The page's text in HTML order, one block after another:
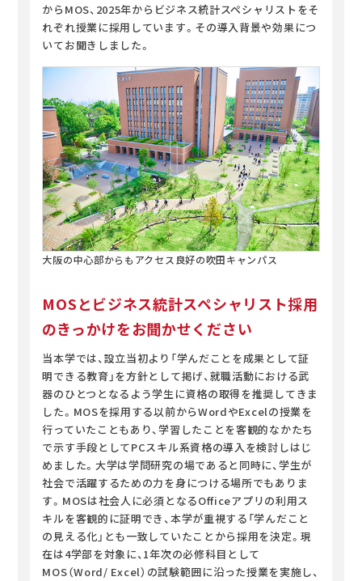
からMOS、2025年からビジネス統計スペシャリストをそ
れぞれ授業に採用しています。その導入背景や効果につ
いてお聞きしました。
大阪の中心部からもアクセス良好の吹田キャンパス
MOSとビジネス統計スペシャリスト採用
のきっかけをお聞かせください
当本学では、設立当初より「学んだことを成果として証
明できる教育」を方針として掲げ、就職活動における武
器のひとつとなるよう学生に資格の取得を推奨してきま
した。MOSを採用する以前からWordやExcelの授業を
行っていたこともあり、学習したことを客観的なかたち
で示す手段としてPCスキル系資格の導入を検討しはじ
めました。大学は学問研究の場であると同時に、学生が
社会で活躍するための力を身につける場所でもありま
す。MOSは社会人に必須となるOfficeアプリの利用ス
キルを客観的に証明でき、本学が重視する「学んだこと
の見える化」とも一致していたことから採用を決定。現
在は4学部を対象に、1年次の必修科目として
MOS（Word/ Excel）の試験範囲に沿った授業を実施し、